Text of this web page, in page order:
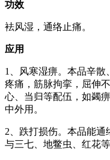
功效
袪风湿，通络止痛。
应用
1、风寒湿痹。本品辛
疼痛，筋脉拘挛，屈伸
心、当归等配伍，如蠲
中外用。
2、跌打损伤。本品能
与三七、地鳖虫、红花等